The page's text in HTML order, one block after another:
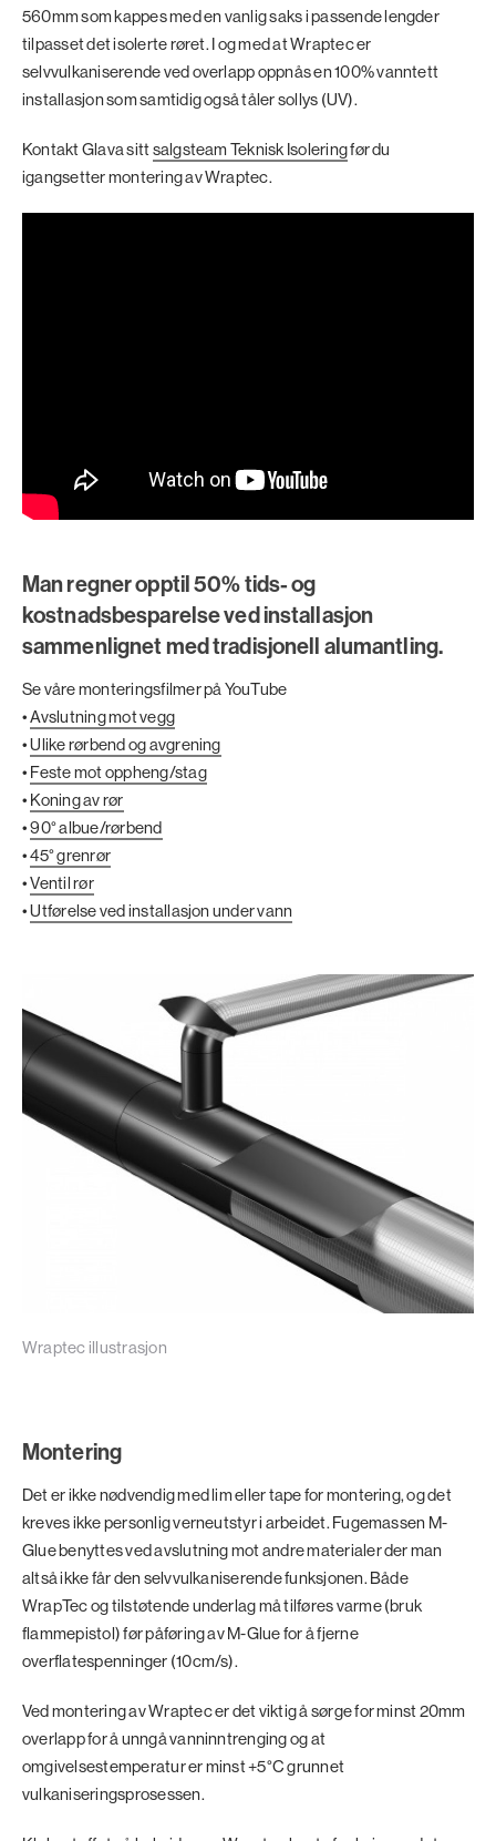
560mm som kappes med en vanlig saks i passende lengder
tilpasset det isolerte røret. I og med at Wraptec er
selvvulkaniserende ved overlapp oppnås en 100% vanntett
installasjon som samtidig også tåler sollys (UV).
Kontakt Glava sittsalgsteam Teknisk Isoleringfør du
igangsetter montering av Wraptec.
Man regner opptil 50% tids- og
kostnadsbesparelse ved installasjon
sammenlignet med tradisjonell alumantling.
Se våre monteringsfilmer på YouTube
•Avslutning mot vegg
•Ulike rørbend og avgrening
• Feste mot oppheng/stag
• Koning av rør
•90° albue/rørbend
•45° grenrør
•Ventil rør
•Utførelse ved installasjon under vann
Wraptec illustrasjon
Montering
Det er ikke nødvendig med lim eller tape for montering, og det
kreves ikke personlig verneutstyr i arbeidet. Fugemassen M-
Glue benyttes ved avslutning mot andre materialer der man
altså ikke får den selvvulkaniserende funksjonen. Både
WrapTec og tilstøtende underlag må tilføres varme (bruk
flammepistol) før påføring av M-Glue for å fjerne
overflatespenninger (10cm/s).
Ved montering av Wraptec er det viktig å sørge for minst 20mm
overlapp for å unngå vanninntrenging og at
omgivelsestemperatur er minst +5°C grunnet
vulkaniseringsprosessen.